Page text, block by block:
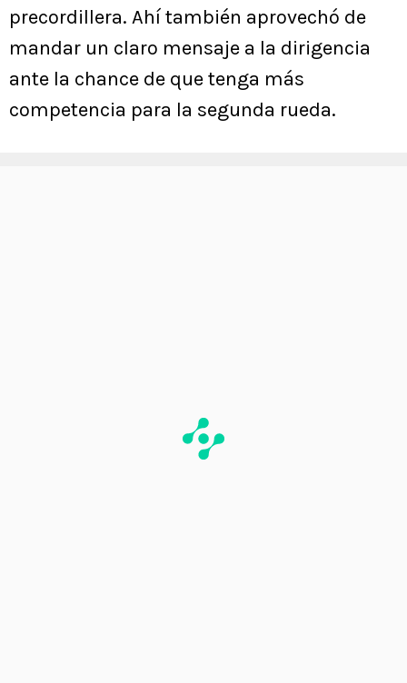
precordillera. Ahí también aprovechó de
mandar un claro mensaje a la dirigencia
ante la chance de que tenga más
competencia para la segunda rueda.